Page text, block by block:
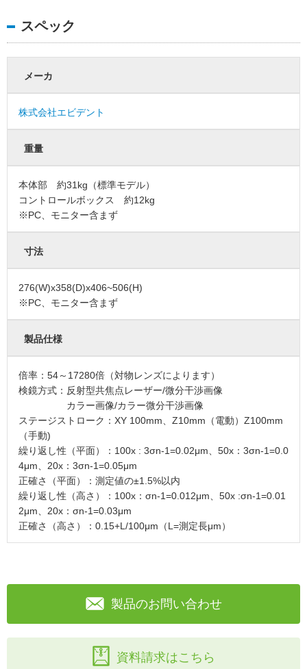
スペック
メーカ
株式会社エビデント
重量
本体部 約31kg（標準モデル）
コントロールボックス 約12kg
※PC、モニター含まず
寸法
276(W)x358(D)x406~506(H)
※PC、モニター含まず
製品仕様
倍率：54～17280倍（対物レンズによります）
検鏡方式：反射型共焦点レーザー/微分干渉画像
カラー画像/カラー微分干渉画像
ステージストローク：XY 100mm、Z10mm（電動）Z100mm
（手動)
繰り返し性（平面）：100x : 3σn-1=0.02μm、50x：3σn-1=0.0
4μm、20x：3σn-1=0.05μm
正確さ（平面）：測定値の±1.5%以内
繰り返し性（高さ）：100x：σn-1=0.012μm、50x :σn-1=0.01
2μm、20x：σn-1=0.03μm
正確さ（高さ）：0.15+L/100μm（L=測定長μm）
製品のお問い合わせ
資料請求はこちら